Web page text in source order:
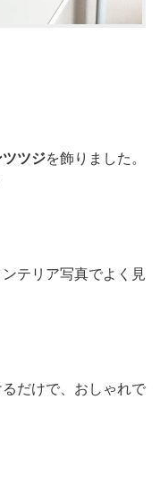
ツツジを飾りました。
テリア写真でよく見
だけで、おしゃれで